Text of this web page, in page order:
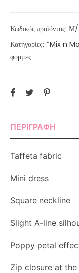
Κωδικός προϊόντος:
Κατηγορίες: *Mix n
φορμες
ΠΕΡΙΓΡΑΦΉ
Taffeta fabric
Mini dress
Square neckline
Slight A-line
Poppy petal
Zip closure at the